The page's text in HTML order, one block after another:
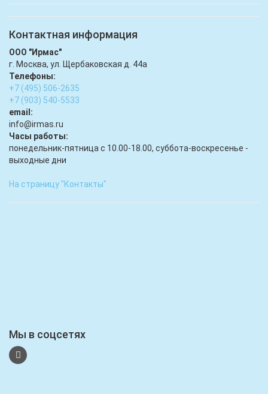
Контактная информация
ООО "Ирмас"
г. Москва, ул. Щербаковская д. 44а
Телефоны:
+7 (495) 506-2635
+7 (903) 540-5533
email:
infо@irmas.ru
Часы работы:
понедельник-пятница с 10.00-18.00, суббота-воскресенье -
выходные дни
На страницу "Контакты"
Мы в соцсетях